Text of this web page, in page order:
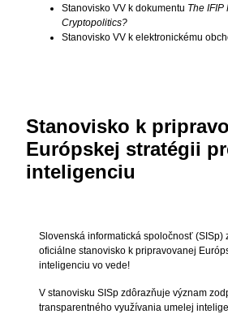
Stanovisko VV k dokumentu The IFIP
Cryptopolitics?
Stanovisko VV k elektronickému
Stanovisko k
Európskej stratégii
inteligenciu
Slovenská informatická spoločnosť (SISp)
oficiálne stanovisko k pripravovanej
inteligenciu vo vede!
V stanovisku SISp zdôrazňuje význam
transparentného využívania umelej